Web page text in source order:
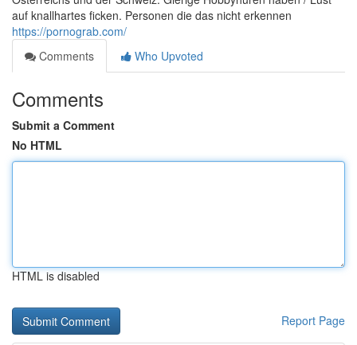
auf knallhartes ficken. Personen die das nicht erkennen
https://pornograb.com/
Comments
Who Upvoted
Comments
Submit a Comment
No HTML
HTML is disabled
Report Page